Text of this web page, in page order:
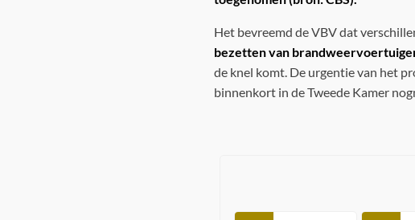
Het bevreemd de VBV dat
bezetten van
de knel komt. De urgentie van het
binnenkort in de Tweede Kamer